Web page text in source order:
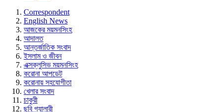
Correspondent
English News
আজকের ময়মনসিংহ
আদালত
আন্তর্জাতিক সংবাদ
ইসলাম ও জীবন
এক্সক্লুসিভ ময়মনসিংহ
করোনা আপডেট
করোনায় সহযোগীতা
খেলার সংবাদ
চাকুরী
ছবি গ্যালারী